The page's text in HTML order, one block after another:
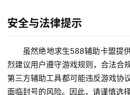
安全与法律提示
虽然绝地求生588辅助卡盟提
烈建议用户遵守游戏规则，合法合
第三方辅助工具都可能违反游戏协
面临封号的风险。因此，请谨慎选择